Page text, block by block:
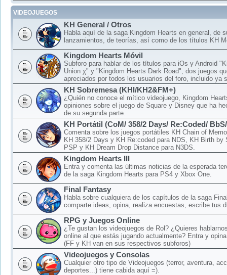
VIDEOJUEGOS
KH General / Otros
Habla aquí de la saga Kingdom Hearts en general, de
lanzamientos, de teorías, así como de los títulos KH
Kingdom Hearts Móvil
Subforo para hablar de los títulos para iOs y Android
Union χ" y "Kingdom Hearts Dark Road", dos juegos
apreciados por todos los usuarios del foro, incluido ya
KH Sobremesa (KHI/KH2&FM+)
¿Quién no conoce el mítico videojuego, Kingdom
opiniones sobre el juego de Square y Disney que ha
de su segunda parte.
KH Portátil (CoM/ 358/2 Days/ Re:Coded/
Comenta sobre los juegos portátiles KH Chain of
KH 358/2 Days y KH Re:coded para NDS, KH Birth by
PSP y KH Dream Drop Distance para N3DS.
Kingdom Hearts III
Entra y comenta las últimas noticias de la esperada
de la saga Kingdom Hearts para PS4 y Xbox One.
Final Fantasy
Habla sobre cualquiera de los capítulos de la saga
comparte ideas, opina, realiza encuestas, escribe tus
RPG y Juegos Online
¿Te gustan los videojuegos de Rol? ¿Quieres
online al que estás jugando actualmente? Entra y
(FF y KH van en sus respectivos subforos)
Videojuegos y Consolas
Cualquier otro tipo de Videojuegos (terror, aventura,
deportes...) tiene cabida aquí =).